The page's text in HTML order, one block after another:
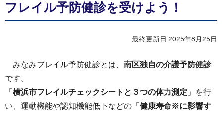
フレイル予防健診を受けよう！
最終更新日 2025年8月25日
みなみフレイル予防健診とは、 南区独自の介護予防健診
です。
「 横浜市フレイルチェックシートと３つの体力測定 」を行
い、運動機能や認知機能低下などの 「健康寿命※に影響す